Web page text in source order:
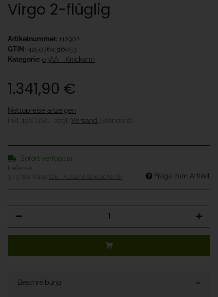
Virgo 2-flüglig
Artikelnummer: 112902
GTIN: 4250764316053
Kategorie: 03AA - Knickarm
1.341,90 €
Nettopreise anzeigen
inkl. 19% USt. , zzgl. Versand (Standard)
Sofort verfügbar
Lieferzeit:
3 - 5 Werktage
(DE - Ausland abweichend) Frage zum Artikel
Beschreibung